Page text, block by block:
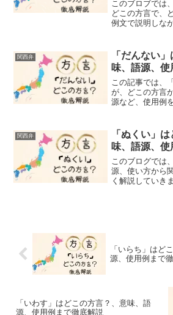
このブロブでは
どこの方言で、
例文で説明しな
りした時、思わ
び出したことあ
関西弁
「だんない
味、語源、
この記事では、
が、どこの方言
源など、使用例
丈夫」「かまへ
「できなくても
関西弁
「ぬくい」
味、語源、
このブログでは
源、使い方から
く解説していき
「いらち」はど
源、使用例まで
「いわす」はどこの方言？、意味、語
源、使用例まで徹底解説